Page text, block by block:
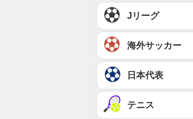
Jリーグ
海外サッカー
日本代表
テニス